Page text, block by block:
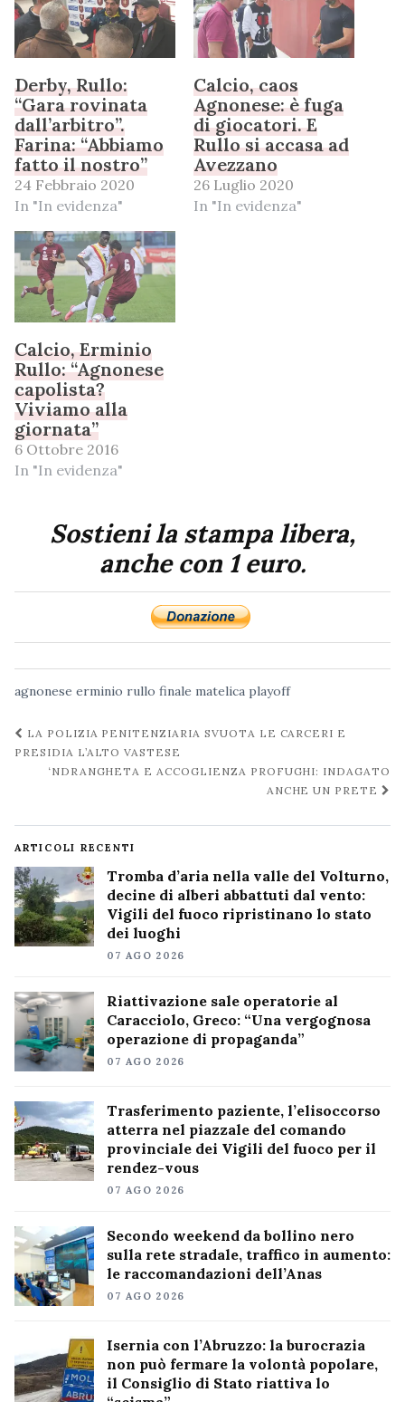
Derby, Rullo:
“Gara rovinata
dall’arbitro”.
Farina: “Abbiamo
fatto il nostro”
24 Febbraio 2020
In "In evidenza"
Calcio, caos
Agnonese: è fuga
di giocatori. E
Rullo si accasa ad
Avezzano
26 Luglio 2020
In "In evidenza"
Calcio, Erminio
Rullo: “Agnonese
capolista?
Viviamo alla
giornata”
6 Ottobre 2016
In "In evidenza"
Sostieni la stampa libera,
anche con 1 euro.
agnonese erminio rullo finale matelica playoff
Navigazione
post
LA POLIZIA PENITENZIARIA SVUOTA LE CARCERI E
PRESIDIA L’ALTO VASTESE
‘NDRANGHETA E ACCOGLIENZA PROFUGHI: INDAGATO
ANCHE UN PRETE
ARTICOLI RECENTI
Tromba d’aria nella valle del Volturno,
decine di alberi abbattuti dal vento:
Vigili del fuoco ripristinano lo stato
dei luoghi
07 AGO 2026
Riattivazione sale operatorie al
Caracciolo, Greco: “Una vergognosa
operazione di propaganda”
07 AGO 2026
Trasferimento paziente, l’elisoccorso
atterra nel piazzale del comando
provinciale dei Vigili del fuoco per il
rendez-vous
07 AGO 2026
Secondo weekend da bollino nero
sulla rete stradale, traffico in aumento:
le raccomandazioni dell’Anas
07 AGO 2026
Isernia con l’Abruzzo: la burocrazia
non può fermare la volontà popolare,
il Consiglio di Stato riattiva lo